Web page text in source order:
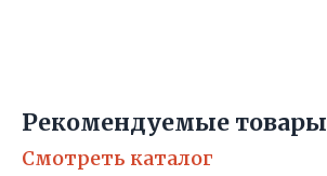
Рекомендуемые товары
Смотреть каталог